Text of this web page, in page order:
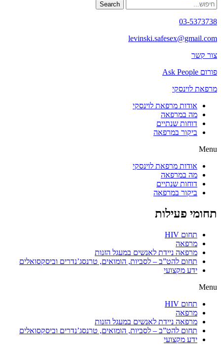
Search
03-5373738
levinski.safesex@gmail.com
צור קשר
פורום Ask People
מרפאת לוינסקי
אודות מרפאת לוינסקי
מה במרפאה
דוחות שנתיים
ביקור במרפאה
Menu
אודות מרפאת לוינסקי
מה במרפאה
דוחות שנתיים
ביקור במרפאה
תחומי פעילות
תחום HIV
מרפאה
מרפאה ניידת לאנשים במעגל הזנות
תחום להט”ב – לסביות, הומואים, טרנסג’נדרים וביסקסואלים
ידע מקצועי
Menu
תחום HIV
מרפאה
מרפאה ניידת לאנשים במעגל הזנות
תחום להט”ב – לסביות, הומואים, טרנסג’נדרים וביסקסואלים
ידע מקצועי